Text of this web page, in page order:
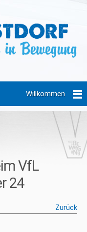
Willkommen
VfL
24
Zurück